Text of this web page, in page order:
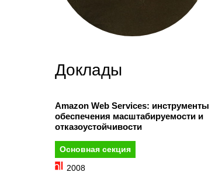
Доклады
Amazon Web Services: инструменты
обеспечения масштабируемости и
отказоустойчивости
Основная секция
2008